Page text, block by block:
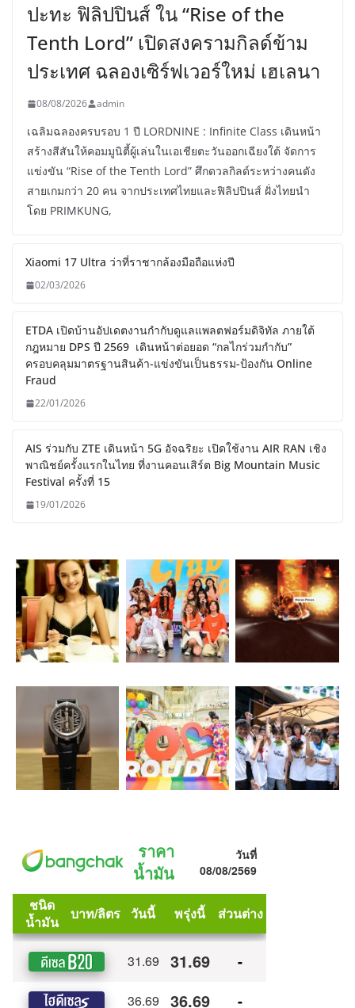
ปะทะ ฟิลิปปินส์ ใน “Rise of the
Tenth Lord” เปิดสงครามกิลด์ข้าม
ประเทศ ฉลองเซิร์ฟเวอร์ใหม่ เฮเลนา
08/08/2026 admin
เฉลิมฉลองครบรอบ 1 ปี LORDNINE : Infinite Class เดินหน้า
สร้างสีสันให้คอมมูนิตี้ผู้เล่นในเอเชียตะวันออกเฉียงใต้ จัดการ
แข่งขัน “Rise of the Tenth Lord” ศึกดวลกิลด์ระหว่างคนดัง
สายเกมกว่า 20 คน จากประเทศไทยและฟิลิปปินส์ ฝั่งไทยนำ
โดย PRIMKUNG,
Xiaomi 17 Ultra ว่าที่ราชากล้องมือถือแห่งปี
02/03/2026
ETDA เปิดบ้านอัปเดตงานกำกับดูแลแพลตฟอร์มดิจิทัล ภายใต้
กฎหมาย DPS ปี 2569 เดินหน้าต่อยอด “กลไกร่วมกำกับ”
ครอบคลุมมาตรฐานสินค้า-แข่งขันเป็นธรรม-ป้องกัน Online
Fraud
22/01/2026
AIS ร่วมกับ ZTE เดินหน้า 5G อัจฉริยะ เปิดใช้งาน AIR RAN เชิง
พาณิชย์ครั้งแรกในไทย ที่งานคอนเสิร์ต Big Mountain Music
Festival ครั้งที่ 15
19/01/2026